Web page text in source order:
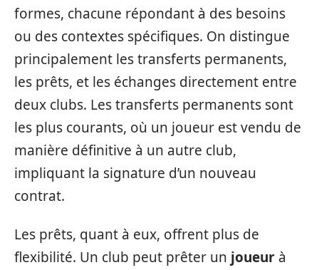
formes, chacune répondant à des besoins
ou des contextes spécifiques. On distingue
principalement les transferts permanents,
les prêts, et les échanges directement entre
deux clubs. Les transferts permanents sont
les plus courants, où un joueur est vendu de
manière définitive à un autre club,
impliquant la signature d’un nouveau
contrat.
Les prêts, quant à eux, offrent plus de
flexibilité. Un club peut prêter un joueur à